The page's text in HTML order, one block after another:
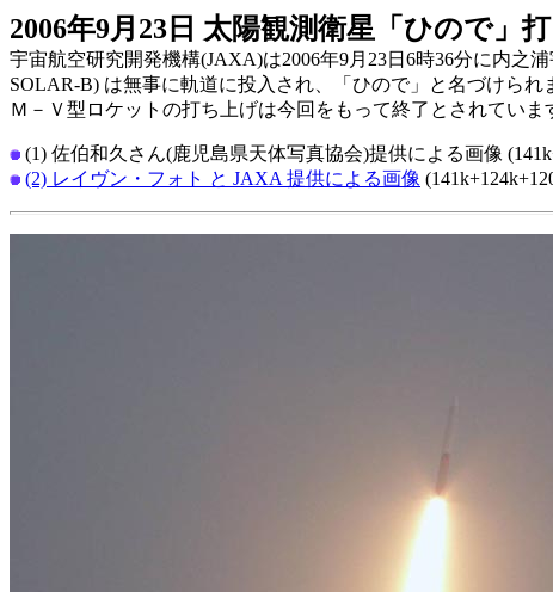
2006年9月23日 太陽観測衛星「ひので」
宇宙航空研究開発機構(JAXA)は2006年9月23日6時36分に内之
SOLAR-B) は無事に軌道に投入され、「ひので」と名づけられ
Ｍ－Ｖ型ロケットの打ち上げは今回をもって終了とされていま
(1) 佐伯和久さん(鹿児島県天体写真協会)提供による画像
(2) レイヴン・フォト と JAXA 提供による画像